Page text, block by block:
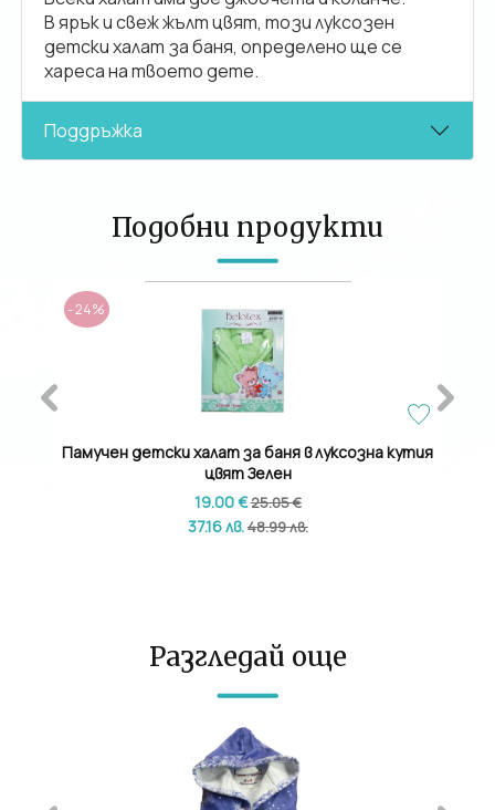
В ярък и свеж жълт цвят, този луксозен
детски халат за баня, определено ще се
хареса на твоето дете.
Поддръжка
Подобни продукти
- 24%
Памучен детски халат за баня в луксозна кутия
цвят Зелен
19.00 €25.05 €
37.16 лв.48.99 лв.
Разгледай още